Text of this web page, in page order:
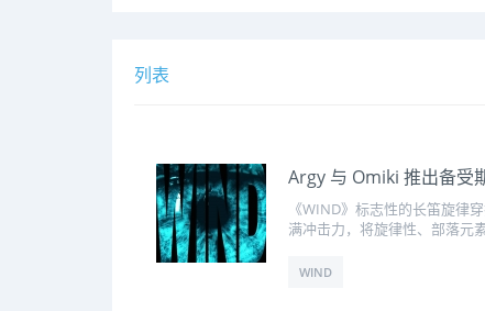
列表
Argy 与 Omiki 推出备受
《WIND》标志性的长笛旋律
满冲击力，将旋律性、部落元
WIND